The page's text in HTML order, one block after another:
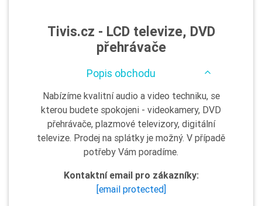
Tivis.cz - LCD televize, DVD
přehrávače
Popis obchodu
Nabízíme kvalitní audio a video techniku, se
kterou budete spokojeni - videokamery, DVD
přehrávače, plazmové televizory, digitální
televize. Prodej na splátky je možný. V případě
potřeby Vám poradíme.
Kontaktní email pro zákazníky:
[email protected]